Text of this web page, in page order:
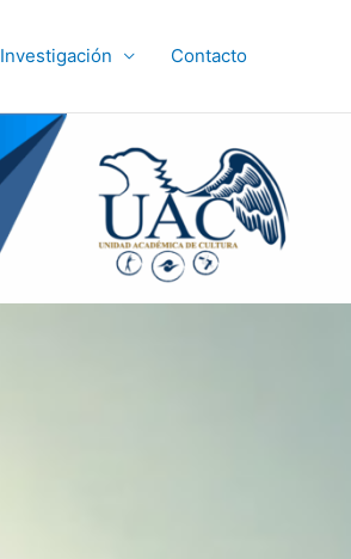
Investigación Contacto